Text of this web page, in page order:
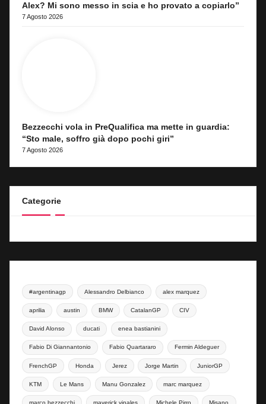
Alex? Mi sono messo in scia e ho provato a copiarlo”
7 Agosto 2026
Bezzecchi vola in PreQualifica ma mette in guardia:
“Sto male, soffro già dopo pochi giri”
7 Agosto 2026
Categorie
#argentinagp Alessandro Delbianco alex marquez
aprilia austin BMW CatalanGP CIV
David Alonso ducati enea bastianini
Fabio Di Giannantonio Fabio Quartararo Fermin Aldeguer
FrenchGP Honda Jerez Jorge Martin JuniorGP
KTM Le Mans Manu Gonzalez marc marquez
marco bezzecchi maverick vinales Michele Pirro Misano